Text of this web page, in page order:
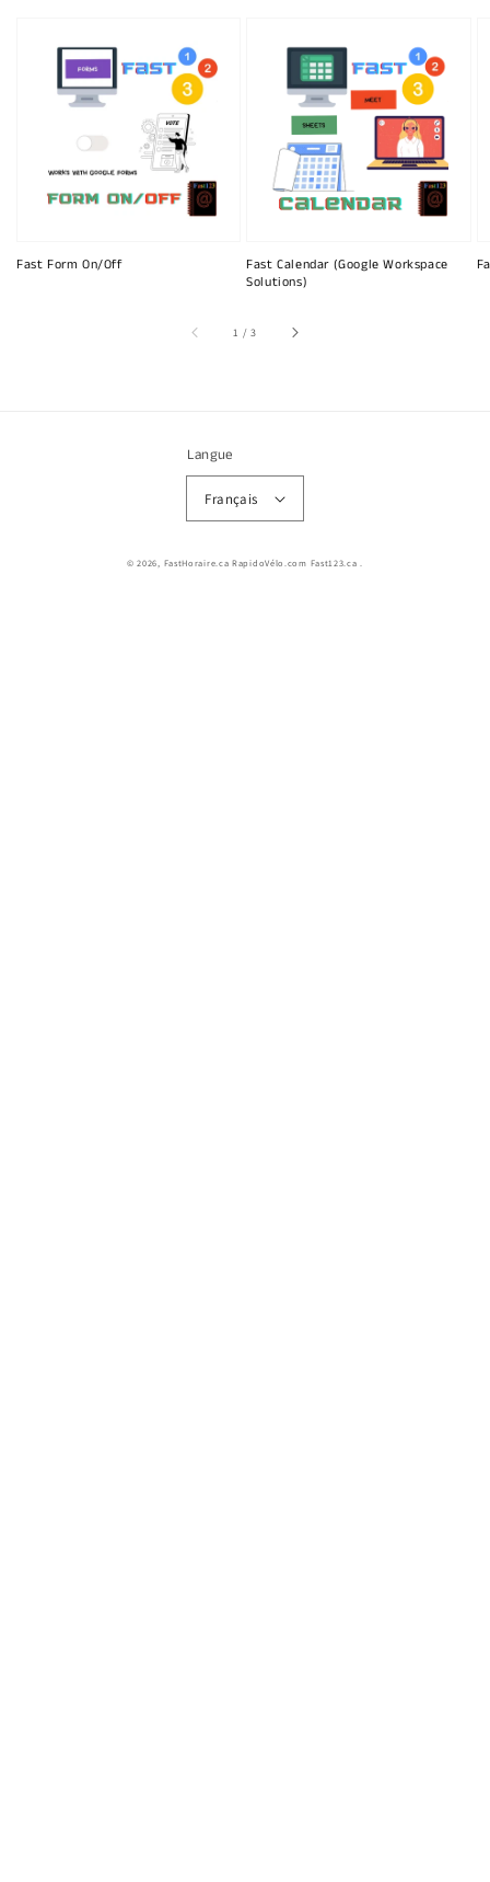
Fast Form On/Off
Fast Calendar (Google Workspace
Solutions)
1 /sur
3
Langue
Français
© 2026, FastHoraire.ca RapidoVélo.com Fast123.ca .